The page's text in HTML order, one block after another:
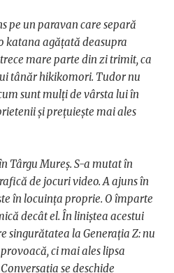
pe un paravan care separă
katana agățată deasupra
mare parte din zi trimit, ca
tânăr hikikomori. Tudor nu
sunt mulți de vârsta lui în
și prețuiește mai ales
Târgu Mureș. S-a mutat în
de jocuri video. A ajuns în
în locuința proprie. O împarte
decât el. În liniștea acestui
singurătatea la Generația Z: nu
ci mai ales lipsa
se deschide